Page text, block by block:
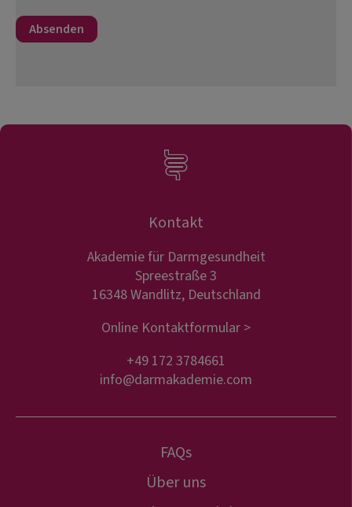
Kontakt
Akademie für Darmgesundheit
Spreestraße 3
16348 Wandlitz, Deutschland
Online Kontaktformular >
+49 172 3784661
info@darmakademie.com
FAQs
Über uns